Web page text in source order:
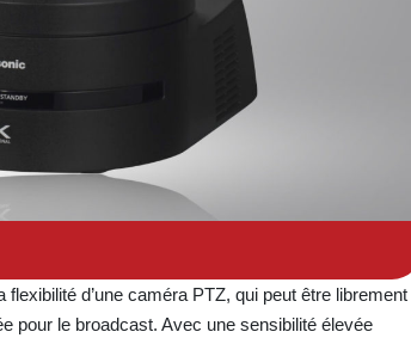
d’une caméra PTZ, qui peut être librement
pour le broadcast. Avec une sensibilité élevée